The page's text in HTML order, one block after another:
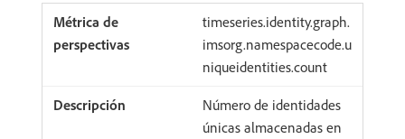
timeseries.identity.graph.
imsorg.namespacecode.u
niqueidentities.count
Número de identidades
únicas almacenadas en